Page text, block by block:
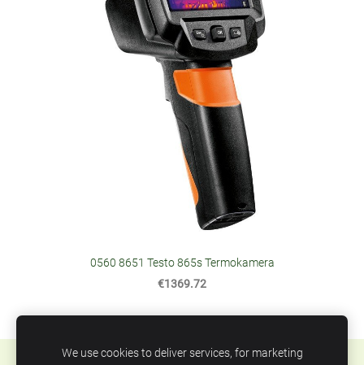
0560 8651 Testo 865s Termokamera
€1369.72
We use cookies to deliver services, for marketing